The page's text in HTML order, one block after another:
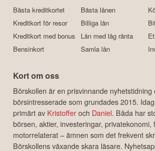
Bästa kreditkortet
Kreditkort för resor
Kreditkort med bonus
Bensinkort
Bästa lånen
Billiga lån
Lån med låg ränta
Samla lån
Kort om oss
Börskollen är en prisvinnande nyhetstidning
börsintresserade som grundades 2015.
primärt av Kristofferoch Daniel. Båda har
börsen, aktier, investeringar, privatekonomi,
motorrelaterat – ämnen som det frekvent
Börskollens växande skara läsare.